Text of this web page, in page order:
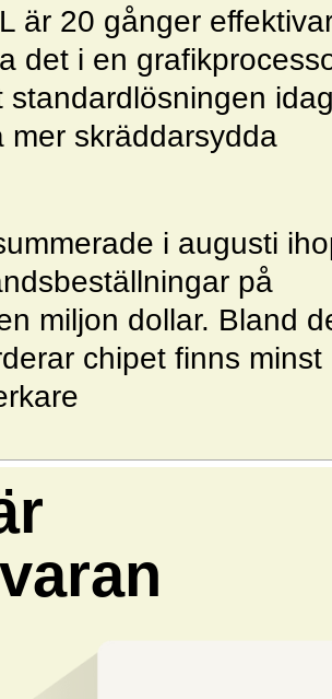
är 20 gånger
det i en
standardlösningen
mer skräddarsydda
i augusti
på
miljon dollar. Bland
chipet finns minst